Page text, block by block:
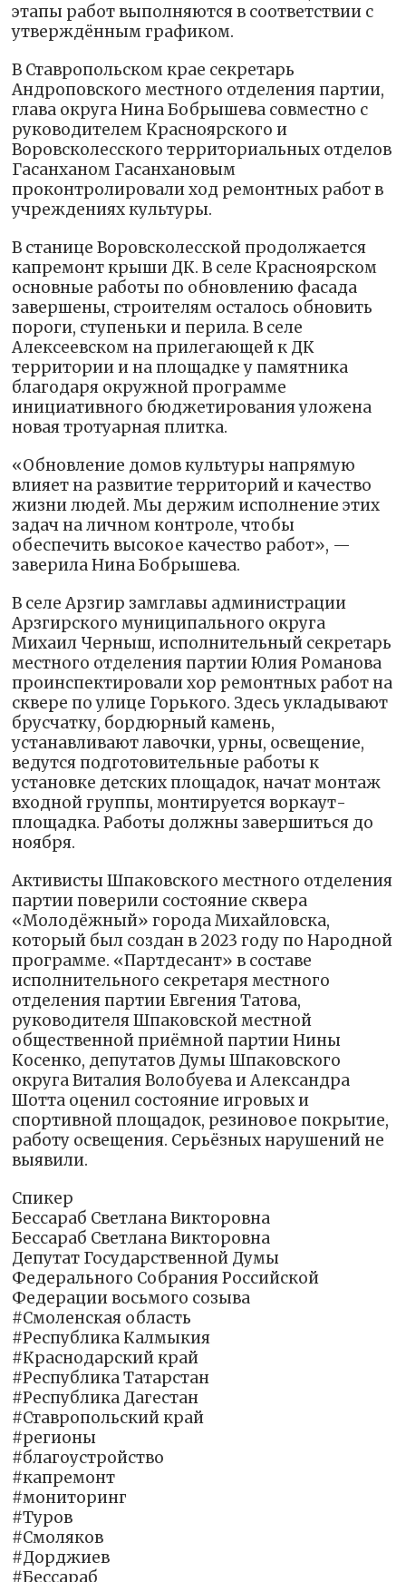
этапы работ выполняются в соответствии с
утверждённым графиком.
В Ставропольском крае секретарь
Андроповского местного отделения партии,
глава округа Нина Бобрышева совместно с
руководителем Красноярского и
Воровсколесского территориальных отделов
Гасанханом Гасанхановым
проконтролировали ход ремонтных работ в
учреждениях культуры.
В станице Воровсколесской продолжается
капремонт крыши ДК. В селе Красноярском
основные работы по обновлению фасада
завершены, строителям осталось обновить
пороги, ступеньки и перила. В селе
Алексеевском на прилегающей к ДК
территории и на площадке у памятника
благодаря окружной программе
инициативного бюджетирования уложена
новая тротуарная плитка.
«Обновление домов культуры напрямую
влияет на развитие территорий и качество
жизни людей. Мы держим исполнение этих
задач на личном контроле, чтобы
обеспечить высокое качество работ», —
заверила Нина Бобрышева.
В селе Арзгир замглавы администрации
Арзгирского муниципального округа
Михаил Черныш, исполнительный секретарь
местного отделения партии Юлия Романова
проинспектировали хор ремонтных работ на
сквере по улице Горького. Здесь укладывают
брусчатку, бордюрный камень,
устанавливают лавочки, урны, освещение,
ведутся подготовительные работы к
установке детских площадок, начат монтаж
входной группы, монтируется воркаут-
площадка. Работы должны завершиться до
ноября.
Активисты Шпаковского местного отделения
партии поверили состояние сквера
«Молодёжный» города Михайловска,
который был создан в 2023 году по Народной
программе. «Партдесант» в составе
исполнительного секретаря местного
отделения партии Евгения Татова,
руководителя Шпаковской местной
общественной приёмной партии Нины
Косенко, депутатов Думы Шпаковского
округа Виталия Волобуева и Александра
Шотта оценил состояние игровых и
спортивной площадок, резиновое покрытие,
работу освещения. Серьёзных нарушений не
выявили.
Спикер
Бессараб Светлана Викторовна
Бессараб Светлана Викторовна
Депутат Государственной Думы
Федерального Собрания Российской
Федерации восьмого созыва
#Смоленская область
#Республика Калмыкия
#Краснодарский край
#Республика Татарстан
#Республика Дагестан
#Ставропольский край
#регионы
#благоустройство
#капремонт
#мониторинг
#Туров
#Смоляков
#Дорджиев
#Бессараб